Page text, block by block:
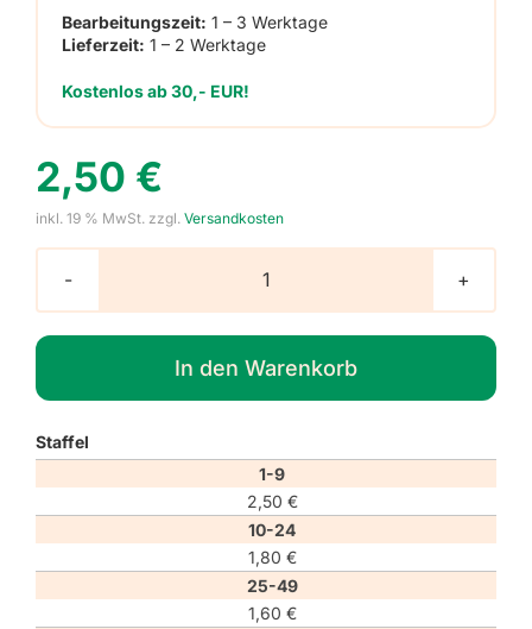
Bearbeitungszeit: 1 – 3 Werktage
Lieferzeit: 1 – 2 Werktage
Kostenlos ab 30,- EUR!
2,50 €
inkl. 19 % MwSt. zzgl. Versandkosten
Hinweisaufkleber
"Versand"
Menge
In den Warenkorb
Staffel
1-9
2,50 €
10-24
1,80 €
25-49
1,60 €